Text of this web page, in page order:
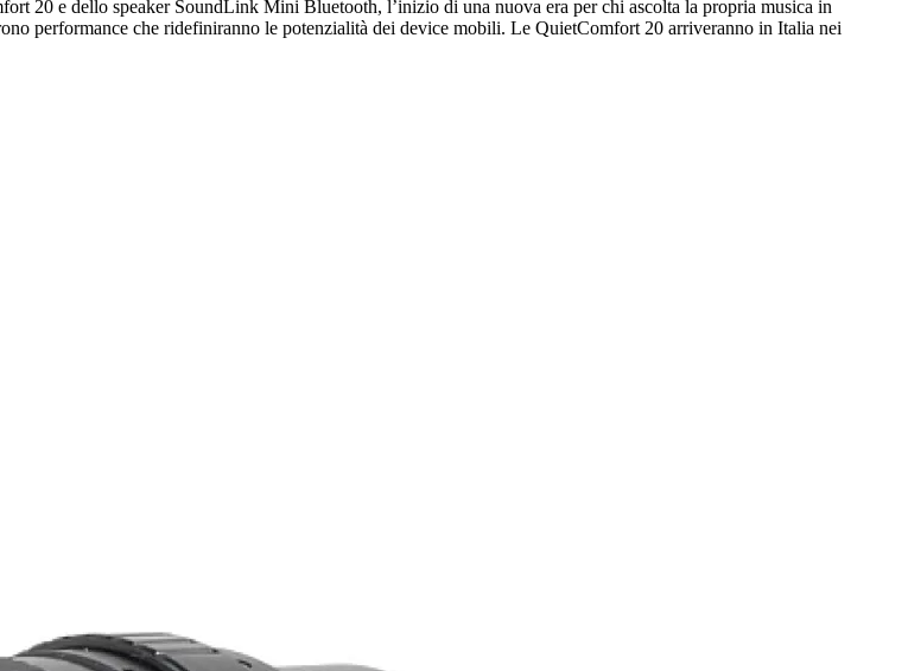
20 e dello speaker SoundLink Mini Bluetooth, l’inizio di una nuova era per chi ascolta la propria musica in
performance che ridefiniranno le potenzialità dei device mobili. Le QuietComfort 20 arriveranno in Italia nei